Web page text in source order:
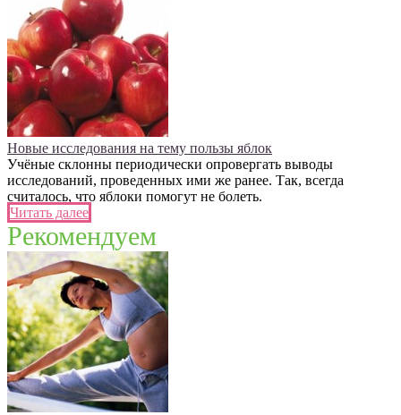
Новые исследования на тему пользы яблок
Учёные склонны периодически опровергать выводы
исследований, проведенных ими же ранее. Так, всегда
считалось, что яблоки помогут не болеть.
Читать далее
Рекомендуем